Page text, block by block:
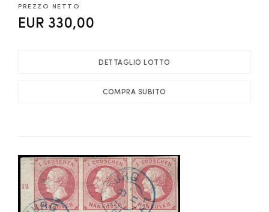
PREZZO NETTO
EUR 330,00
DETTAGLIO LOTTO
COMPRA SUBITO